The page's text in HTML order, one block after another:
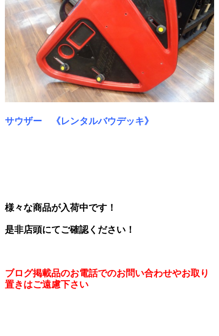
サウザー 《レンタルバウデッキ》
様々な商品が入荷中です！
是非店頭にてご確認ください！
ブログ掲載品のお電話でのお問い合わせやお取り
置きはご遠慮下さい